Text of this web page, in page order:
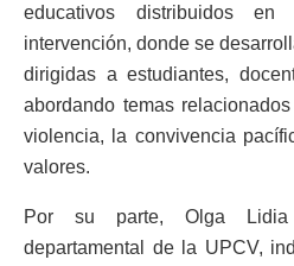
educativos distribuidos
intervención, donde se
dirigidas a estudiantes,
abordando temas
violencia, la convivencia
valores.
Por su parte, Olga Lidia
departamental de la UPCV,